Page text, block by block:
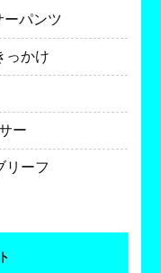
パンツ
っかけ
ー
リーフ